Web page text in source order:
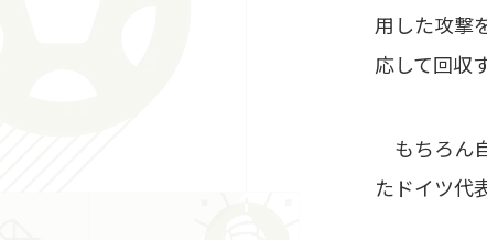
用した攻撃
応して回収
もちろん
たドイツ代